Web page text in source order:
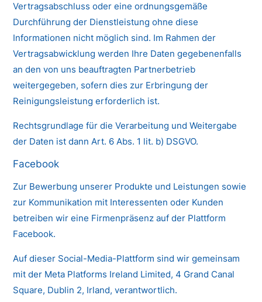
Vertragsabschluss oder eine ordnungsgemäße
Durchführung der Dienstleistung ohne diese
Informationen nicht möglich sind. Im Rahmen der
Vertragsabwicklung werden Ihre Daten gegebenenfalls
an den von uns beauftragten Partnerbetrieb
weitergegeben, sofern dies zur Erbringung der
Reinigungsleistung erforderlich ist.
Rechtsgrundlage für die Verarbeitung und Weitergabe
der Daten ist dann Art. 6 Abs. 1 lit. b) DSGVO.
Facebook
Zur Bewerbung unserer Produkte und Leistungen sowie
zur Kommunikation mit Interessenten oder Kunden
betreiben wir eine Firmenpräsenz auf der Plattform
Facebook.
Auf dieser Social-Media-Plattform sind wir gemeinsam
mit der Meta Platforms Ireland Limited, 4 Grand Canal
Square, Dublin 2, Irland, verantwortlich.